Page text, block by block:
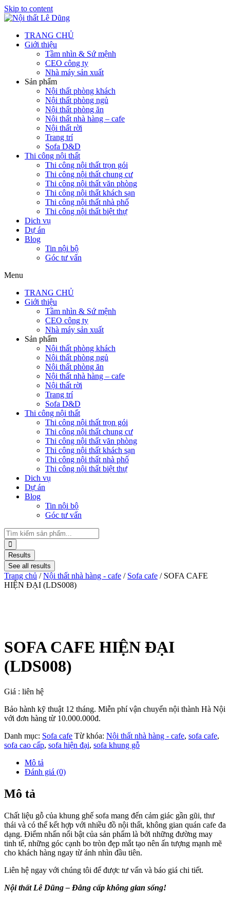
Skip to content
TRANG CHỦ
Giới thiệu
Tầm nhìn & Sứ mệnh
CEO công ty
Nhà máy sản xuất
Sản phẩm
Nội thất phòng khách
Nội thất phòng ngủ
Nội thất phòng ăn
Nội thất nhà hàng – cafe
Nội thất rời
Trang trí
Sofa D&D
Thi công nội thất
Thi công nội thất trọn gói
Thi công nội thất chung cư
Thi công nội thất văn phòng
Thi công nội thất khách sạn
Thi công nội thất nhà phố
Thi công nội thất biệt thự
Dich vụ
Dự án
Blog
Tin nội bộ
Góc tư vấn
Menu
TRANG CHỦ
Giới thiệu
Tầm nhìn & Sứ mệnh
CEO công ty
Nhà máy sản xuất
Sản phẩm
Nội thất phòng khách
Nội thất phòng ngủ
Nội thất phòng ăn
Nội thất nhà hàng – cafe
Nội thất rời
Trang trí
Sofa D&D
Thi công nội thất
Thi công nội thất trọn gói
Thi công nội thất chung cư
Thi công nội thất văn phòng
Thi công nội thất khách sạn
Thi công nội thất nhà phố
Thi công nội thất biệt thự
Dich vụ
Dự án
Blog
Tin nội bộ
Góc tư vấn
Results
See all results
Trang chủ /Nội thất nhà hàng - cafe / Sofa cafe / SOFA CAFE
HIỆN ĐẠI (LDS008)
SOFA CAFE HIỆN ĐẠI
(LDS008)
Giá : liên hệ
Bảo hành kỹ thuật 12 tháng. Miễn phí vận chuyển nội thành Hà Nội
với đơn hàng từ 10.000.000đ.
Danh mục: Sofa cafe Từ khóa: Nội thất nhà hàng - cafe, sofa cafe,
sofa cao cấp, sofa hiện đại, sofa khung gỗ
Mô tả
Đánh giá (0)
Mô tả
Chất liệu gỗ của khung ghế sofa mang đến cảm giác gần gũi, thư
thái và có thể kết hợp với nhiều đồ nội thất, không gian quán cafe đa
dạng. Điểm nhấn nổi bật của sản phẩm là bởi những đường may
tinh tế, những góc cạnh bo tròn đẹp mắt tạo nên ấn tượng mạnh mẽ
cho khách hàng ngay từ ánh nhìn đầu tiên.
Liên hệ ngay với chúng tôi để được tư vấn và báo giá chi tiết.
Nội thất Lê Dũng – Đẳng cấp không gian sống!